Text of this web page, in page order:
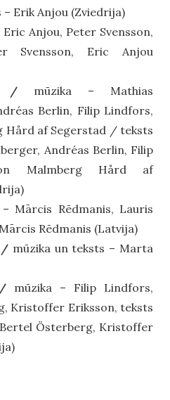
Erik Anjou (Zviedrija)
Anjou, Peter Svensson,
Svensson, Eric Anjou
/ mūzika – Mathias
Berlin, Filip Lindfors,
Hård af Segerstad / teksts
Andréas Berlin, Filip
Malmberg Hård af
– Mārcis Rēdmanis, Lauris
Rēdmanis (Latvija)
/ mūzika un teksts – Marta
mūzika – Filip Lindfors,
Kristoffer Eriksson, teksts
Österberg, Kristoffer